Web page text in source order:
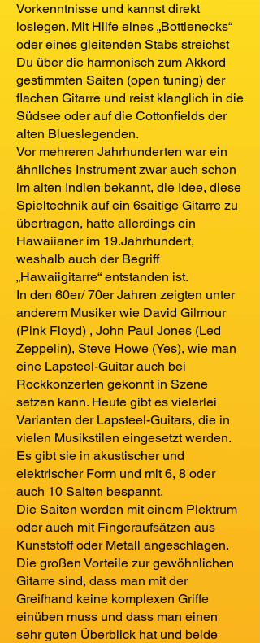
Vorkenntnisse und kannst direkt
loslegen. Mit Hilfe eines „Bottlenecks“
oder eines gleitenden Stabs streichst
Du über die harmonisch zum Akkord
gestimmten Saiten (open tuning) der
flachen Gitarre und reist klanglich in die
Südsee oder auf die Cottonfields der
alten Blueslegenden.
Vor mehreren Jahrhunderten war ein
ähnliches Instrument zwar auch schon
im alten Indien bekannt, die Idee, diese
Spieltechnik auf ein 6saitige Gitarre zu
übertragen, hatte allerdings ein
Hawaiianer im 19.Jahrhundert,
weshalb auch der Begriff
„Hawaiigitarre“ entstanden ist.
In den 60er/ 70er Jahren zeigten unter
anderem Musiker wie David Gilmour
(Pink Floyd) , John Paul Jones (Led
Zeppelin), Steve Howe (Yes), wie man
eine Lapsteel-Guitar auch bei
Rockkonzerten gekonnt in Szene
setzen kann. Heute gibt es vielerlei
Varianten der Lapsteel-Guitars, die in
vielen Musikstilen eingesetzt werden.
Es gibt sie in akustischer und
elektrischer Form und mit 6, 8 oder
auch 10 Saiten bespannt.
Die Saiten werden mit einem Plektrum
oder auch mit Fingeraufsätzen aus
Kunststoff oder Metall angeschlagen.
Die großen Vorteile zur gewöhnlichen
Gitarre sind, dass man mit der
Greifhand keine komplexen Griffe
einüben muss und dass man einen
sehr guten Überblick hat und beide